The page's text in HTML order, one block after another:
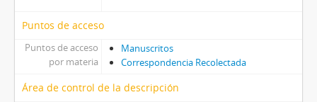
Puntos de acceso
Puntos de acceso
por materia
Manuscritos
Correspondencia Recolectada
Área de control de la descripción